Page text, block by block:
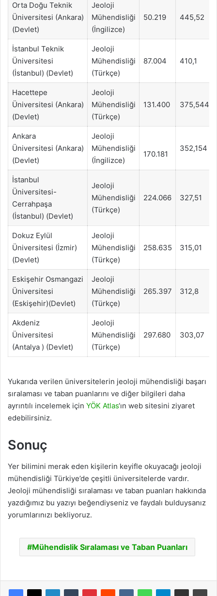
Orta Doğu Teknik
Üniversitesi (Ankara)
(Devlet)
Jeoloji
Mühendisliği
(İngilizce)
50.219 445,52
İstanbul Teknik
Üniversitesi
(İstanbul) (Devlet)
Jeoloji
Mühendisliği
(Türkçe)
87.004 410,1
Hacettepe
Üniversitesi (Ankara)
(Devlet)
Jeoloji
Mühendisliği
(Türkçe)
131.400 375,544
Ankara
Üniversitesi (Ankara)
(Devlet)
Jeoloji
Mühendisliği
(İngilizce)
170.181
352,154
İstanbul
Üniversitesi-
Cerrahpaşa
(İstanbul) (Devlet)
Jeoloji
Mühendisliği
(Türkçe)
224.066 327,51
Dokuz Eylül
Üniversitesi (İzmir)
(Devlet)
Jeoloji
Mühendisliği
(Türkçe)
258.635 315,01
Eskişehir Osmangazi
Üniversitesi
(Eskişehir)(Devlet)
Jeoloji
Mühendisliği
(Türkçe)
265.397 312,8
Akdeniz
Üniversitesi
(Antalya ) (Devlet)
Jeoloji
Mühendisliği
(Türkçe)
297.680 303,07
Yukarıda verilen üniversitelerin jeoloji mühendisliği başarı
sıralaması ve taban puanlarını ve diğer bilgileri daha
ayrıntılı incelemek için YÖK Atlas‘ın web sitesini ziyaret
edebilirsiniz.
Sonuç
Yer bilimini merak eden kişilerin keyifle okuyacağı jeoloji
mühendisliği Türkiye’de çeşitli üniversitelerde vardır.
Jeoloji mühendisliği sıralaması ve taban puanları hakkında
yazdığımız bu yazıyı beğendiyseniz ve faydalı bulduysanız
yorumlarınızı bekliyoruz.
Mühendislik Sıralaması ve Taban Puanları